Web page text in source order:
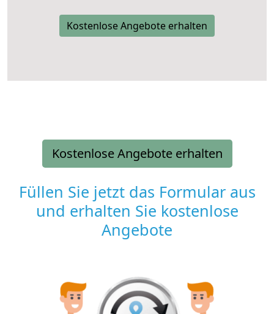
Kostenlose Angebote erhalten
Kostenlose Angebote erhalten
Füllen Sie jetzt das Formular aus
und erhalten Sie kostenlose
Angebote